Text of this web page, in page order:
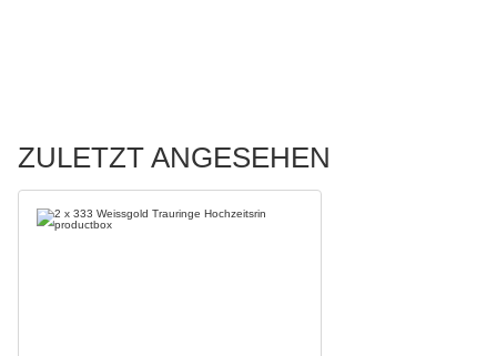
ZULETZT ANGESEHEN